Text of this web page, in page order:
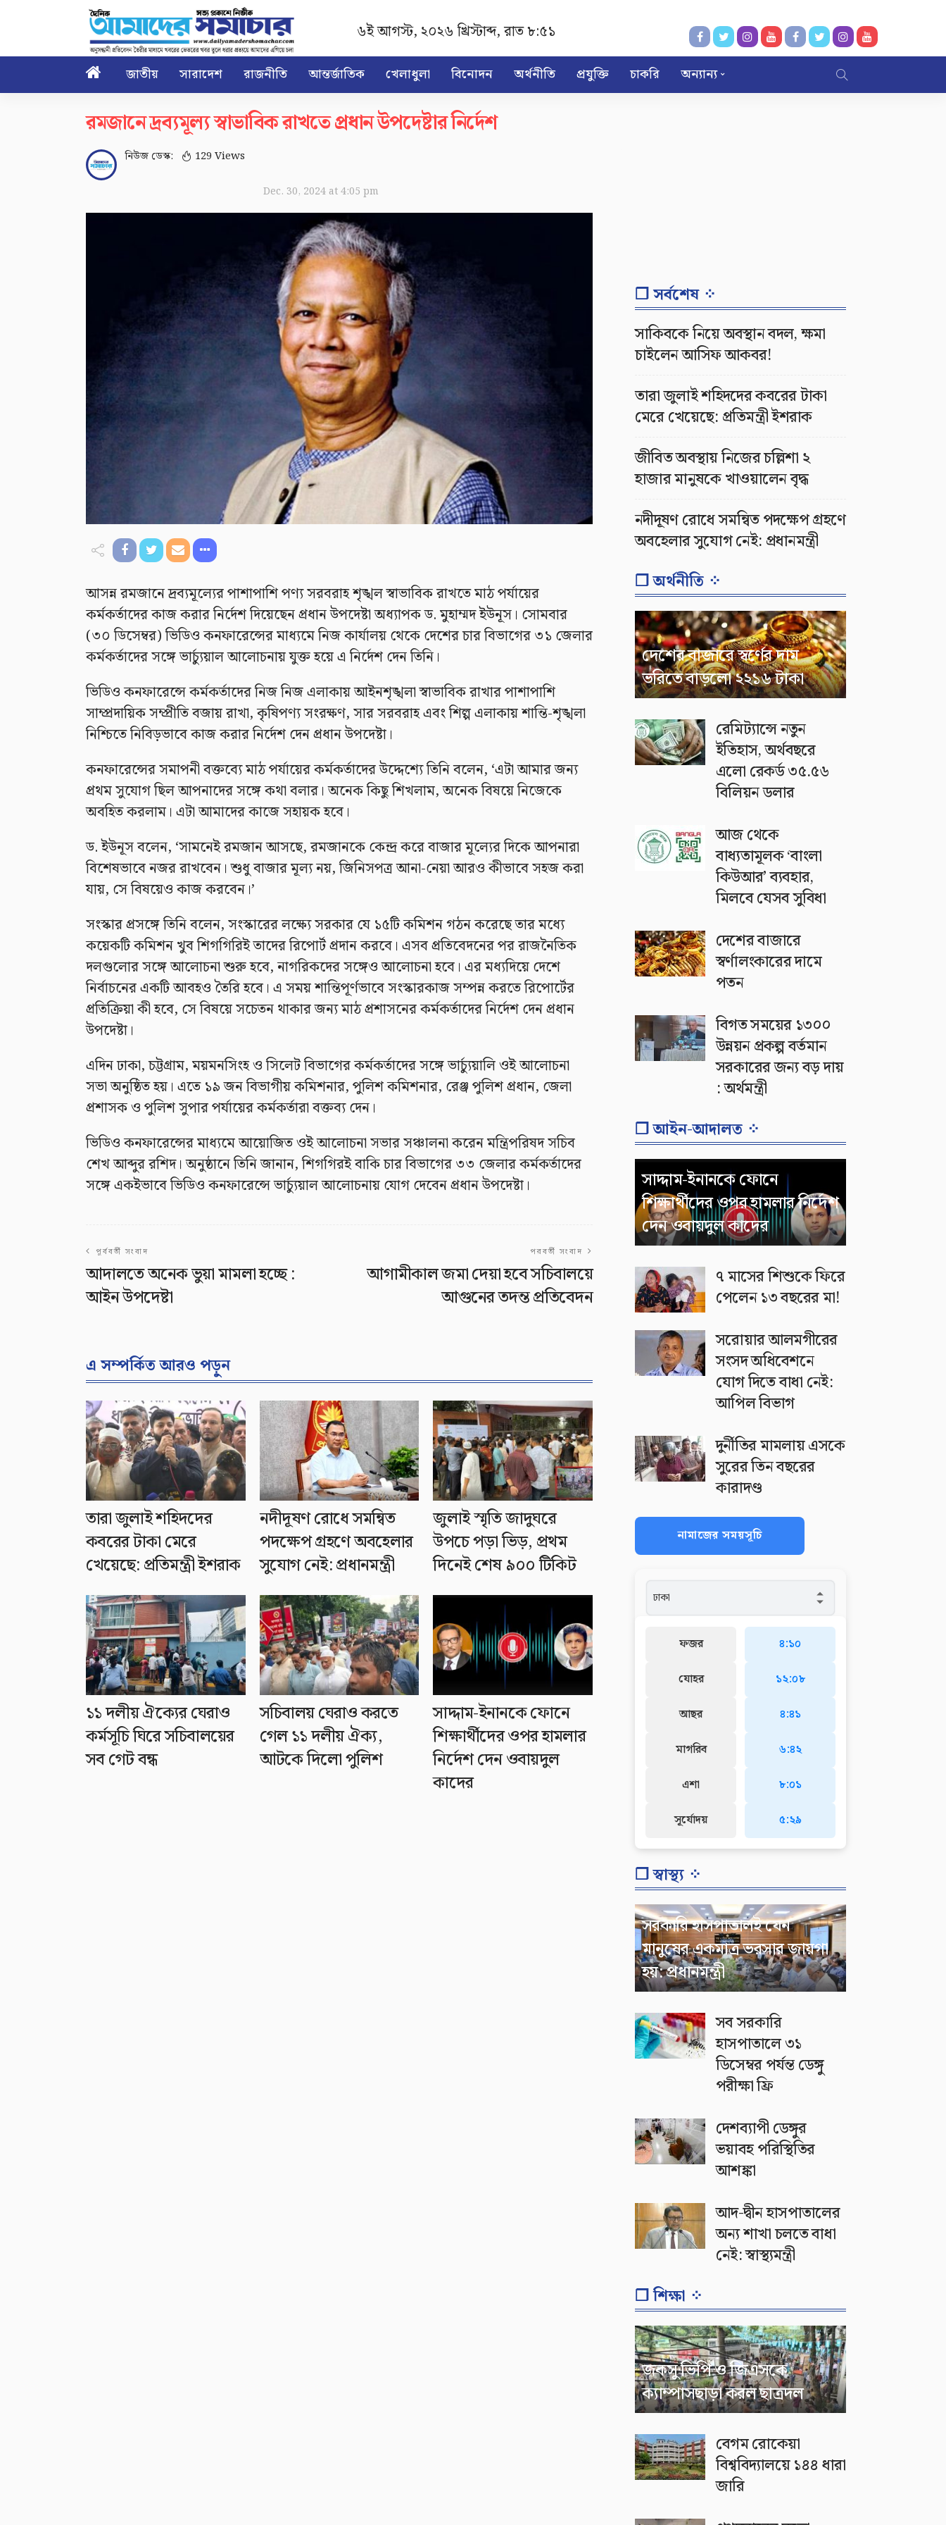
৬ই আগস্ট, ২০২৬ খ্রিস্টাব্দ,রাত ৮:৫১
 জাতীয় সারাদেশ রাজনীতি আন্তর্জাতিক খেলাধুলা বিনোদন অর্থনীতি প্রযুক্তি চাকরি অন্যান্য
রমজানে দ্রব্যমূল্য স্বাভাবিক রাখতে প্রধান উপদেষ্টার নির্দেশ
নিউজ ডেস্ক: 129 Views
Dec. 30, 2024 at 4:05 pm
আসন্ন রমজানে দ্রব্যমূল্যের পাশাপাশি পণ্য সরবরাহ শৃঙ্খল স্বাভাবিক রাখতে মাঠ পর্যায়ের
কর্মকর্তাদের কাজ করার নির্দেশ দিয়েছেন প্রধান উপদেষ্টা অধ্যাপক ড. মুহাম্মদ ইউনূস। সোমবার
(৩০ ডিসেম্বর) ভিডিও কনফারেন্সের মাধ্যমে নিজ কার্যালয় থেকে দেশের চার বিভাগের ৩১ জেলার
কর্মকর্তাদের সঙ্গে ভার্চ্যুয়াল আলোচনায় যুক্ত হয়ে এ নির্দেশ দেন তিনি।
ভিডিও কনফারেন্সে কর্মকর্তাদের নিজ নিজ এলাকায় আইনশৃঙ্খলা স্বাভাবিক রাখার পাশাপাশি
সাম্প্রদায়িক সম্প্রীতি বজায় রাখা, কৃষিপণ্য সংরক্ষণ, সার সরবরাহ এবং শিল্প এলাকায় শান্তি-শৃঙ্খলা
নিশ্চিতে নিবিড়ভাবে কাজ করার নির্দেশ দেন প্রধান উপদেষ্টা।
কনফারেন্সের সমাপনী বক্তব্যে মাঠ পর্যায়ের কর্মকর্তাদের উদ্দেশ্যে তিনি বলেন, ‘এটা আমার জন্য
প্রথম সুযোগ ছিল আপনাদের সঙ্গে কথা বলার। অনেক কিছু শিখলাম, অনেক বিষয়ে নিজেকে
অবহিত করলাম। এটা আমাদের কাজে সহায়ক হবে।
ড. ইউনূস বলেন, ‘সামনেই রমজান আসছে, রমজানকে কেন্দ্র করে বাজার মূল্যের দিকে আপনারা
বিশেষভাবে নজর রাখবেন। শুধু বাজার মূল্য নয়, জিনিসপত্র আনা-নেয়া আরও কীভাবে সহজ করা
যায়, সে বিষয়েও কাজ করবেন।’
সংস্কার প্রসঙ্গে তিনি বলেন, সংস্কারের লক্ষ্যে সরকার যে ১৫টি কমিশন গঠন করেছে তার মধ্যে
কয়েকটি কমিশন খুব শিগগিরিই তাদের রিপোর্ট প্রদান করবে। এসব প্রতিবেদনের পর রাজনৈতিক
দলগুলোর সঙ্গে আলোচনা শুরু হবে, নাগরিকদের সঙ্গেও আলোচনা হবে। এর মধ্যদিয়ে দেশে
নির্বাচনের একটি আবহও তৈরি হবে। এ সময় শান্তিপূর্ণভাবে সংস্কারকাজ সম্পন্ন করতে রিপোর্টের
প্রতিক্রিয়া কী হবে, সে বিষয়ে সচেতন থাকার জন্য মাঠ প্রশাসনের কর্মকর্তাদের নির্দেশ দেন প্রধান
উপদেষ্টা।
এদিন ঢাকা, চট্টগ্রাম, ময়মনসিংহ ও সিলেট বিভাগের কর্মকর্তাদের সঙ্গে ভার্চ্যুয়ালি ওই আলোচনা
সভা অনুষ্ঠিত হয়। এতে ১৯ জন বিভাগীয় কমিশনার, পুলিশ কমিশনার, রেঞ্জ পুলিশ প্রধান, জেলা
প্রশাসক ও পুলিশ সুপার পর্যায়ের কর্মকর্তারা বক্তব্য দেন।
ভিডিও কনফারেন্সের মাধ্যমে আয়োজিত ওই আলোচনা সভার সঞ্চালনা করেন মন্ত্রিপরিষদ সচিব
শেখ আব্দুর রশিদ। অনুষ্ঠানে তিনি জানান, শিগগিরই বাকি চার বিভাগের ৩৩ জেলার কর্মকর্তাদের
সঙ্গে একইভাবে ভিডিও কনফারেন্সে ভার্চ্যুয়াল আলোচনায় যোগ দেবেন প্রধান উপদেষ্টা।
পূর্ববর্তী সংবাদ
আদালতে অনেক ভুয়া মামলা হচ্ছে :
আইন উপদেষ্টা
পরবর্তী সংবাদ
আগামীকাল জমা দেয়া হবে সচিবালয়ে
আগুনের তদন্ত প্রতিবেদন
এ সম্পর্কিত আরও পড়ুন
তারা জুলাই শহিদদের
কবরের টাকা মেরে
খেয়েছে: প্রতিমন্ত্রী ইশরাক
নদীদূষণ রোধে সমন্বিত
পদক্ষেপ গ্রহণে অবহেলার
সুযোগ নেই: প্রধানমন্ত্রী
জুলাই স্মৃতি জাদুঘরে
উপচে পড়া ভিড়, প্রথম
দিনেই শেষ ৯০০ টিকিট
১১ দলীয় ঐক্যের ঘেরাও
কর্মসূচি ঘিরে সচিবালয়ের
সব গেট বন্ধ
সচিবালয় ঘেরাও করতে
গেল ১১ দলীয় ঐক্য,
আটকে দিলো পুলিশ
সাদ্দাম-ইনানকে ফোনে
শিক্ষার্থীদের ওপর হামলার
নির্দেশ দেন ওবায়দুল
কাদের
❐ সর্বশেষ ⁘
সাকিবকে নিয়ে অবস্থান বদল, ক্ষমা
চাইলেন আসিফ আকবর!
তারা জুলাই শহিদদের কবরের টাকা
মেরে খেয়েছে: প্রতিমন্ত্রী ইশরাক
জীবিত অবস্থায় নিজের চল্লিশা ২
হাজার মানুষকে খাওয়ালেন বৃদ্ধ
নদীদূষণ রোধে সমন্বিত পদক্ষেপ গ্রহণে
অবহেলার সুযোগ নেই: প্রধানমন্ত্রী
❐ অর্থনীতি ⁘
দেশের বাজারে স্বর্ণের দাম
ভরিতে বাড়লো ২২১৬ টাকা
রেমিট্যান্সে নতুন
ইতিহাস, অর্থবছরে
এলো রেকর্ড ৩৫.৫৬
বিলিয়ন ডলার
আজ থেকে
বাধ্যতামূলক ‘বাংলা
কিউআর’ ব্যবহার,
মিলবে যেসব সুবিধা
দেশের বাজারে
স্বর্ণালংকারের দামে
পতন
বিগত সময়ের ১৩০০
উন্নয়ন প্রকল্প বর্তমান
সরকারের জন্য বড় দায়
: অর্থমন্ত্রী
❐ আইন-আদালত ⁘
সাদ্দাম-ইনানকে ফোনে
শিক্ষার্থীদের ওপর হামলার নির্দেশ
দেন ওবায়দুল কাদের
৭ মাসের শিশুকে ফিরে
পেলেন ১৩ বছরের মা!
সরোয়ার আলমগীরের
সংসদ অধিবেশনে
যোগ দিতে বাধা নেই:
আপিল বিভাগ
দুর্নীতির মামলায় এসকে
সুরের তিন বছরের
কারাদণ্ড
নামাজের সময়সূচি
ফজর
যোহর
আছর
মাগরিব
এশা
সূর্যোদয়
৪:১০
১২:০৮
৪:৪১
৬:৪২
৮:০১
৫:২৯
❐ স্বাস্থ্য ⁘
সরকারি হাসপাতালই যেন
মানুষের একমাত্র ভরসার জায়গা
হয়: প্রধানমন্ত্রী
সব সরকারি
হাসপাতালে ৩১
ডিসেম্বর পর্যন্ত ডেঙ্গু
পরীক্ষা ফ্রি
দেশব্যাপী ডেঙ্গুর
ভয়াবহ পরিস্থিতির
আশঙ্কা
আদ-দ্বীন হাসপাতালের
অন্য শাখা চলতে বাধা
নেই: স্বাস্থ্যমন্ত্রী
❐ শিক্ষা ⁘
জকসু ভিপি ও জিএসকে
ক্যাম্পাসছাড়া করল ছাত্রদল
বেগম রোকেয়া
বিশ্ববিদ্যালয়ে ১৪৪ ধারা
জারি